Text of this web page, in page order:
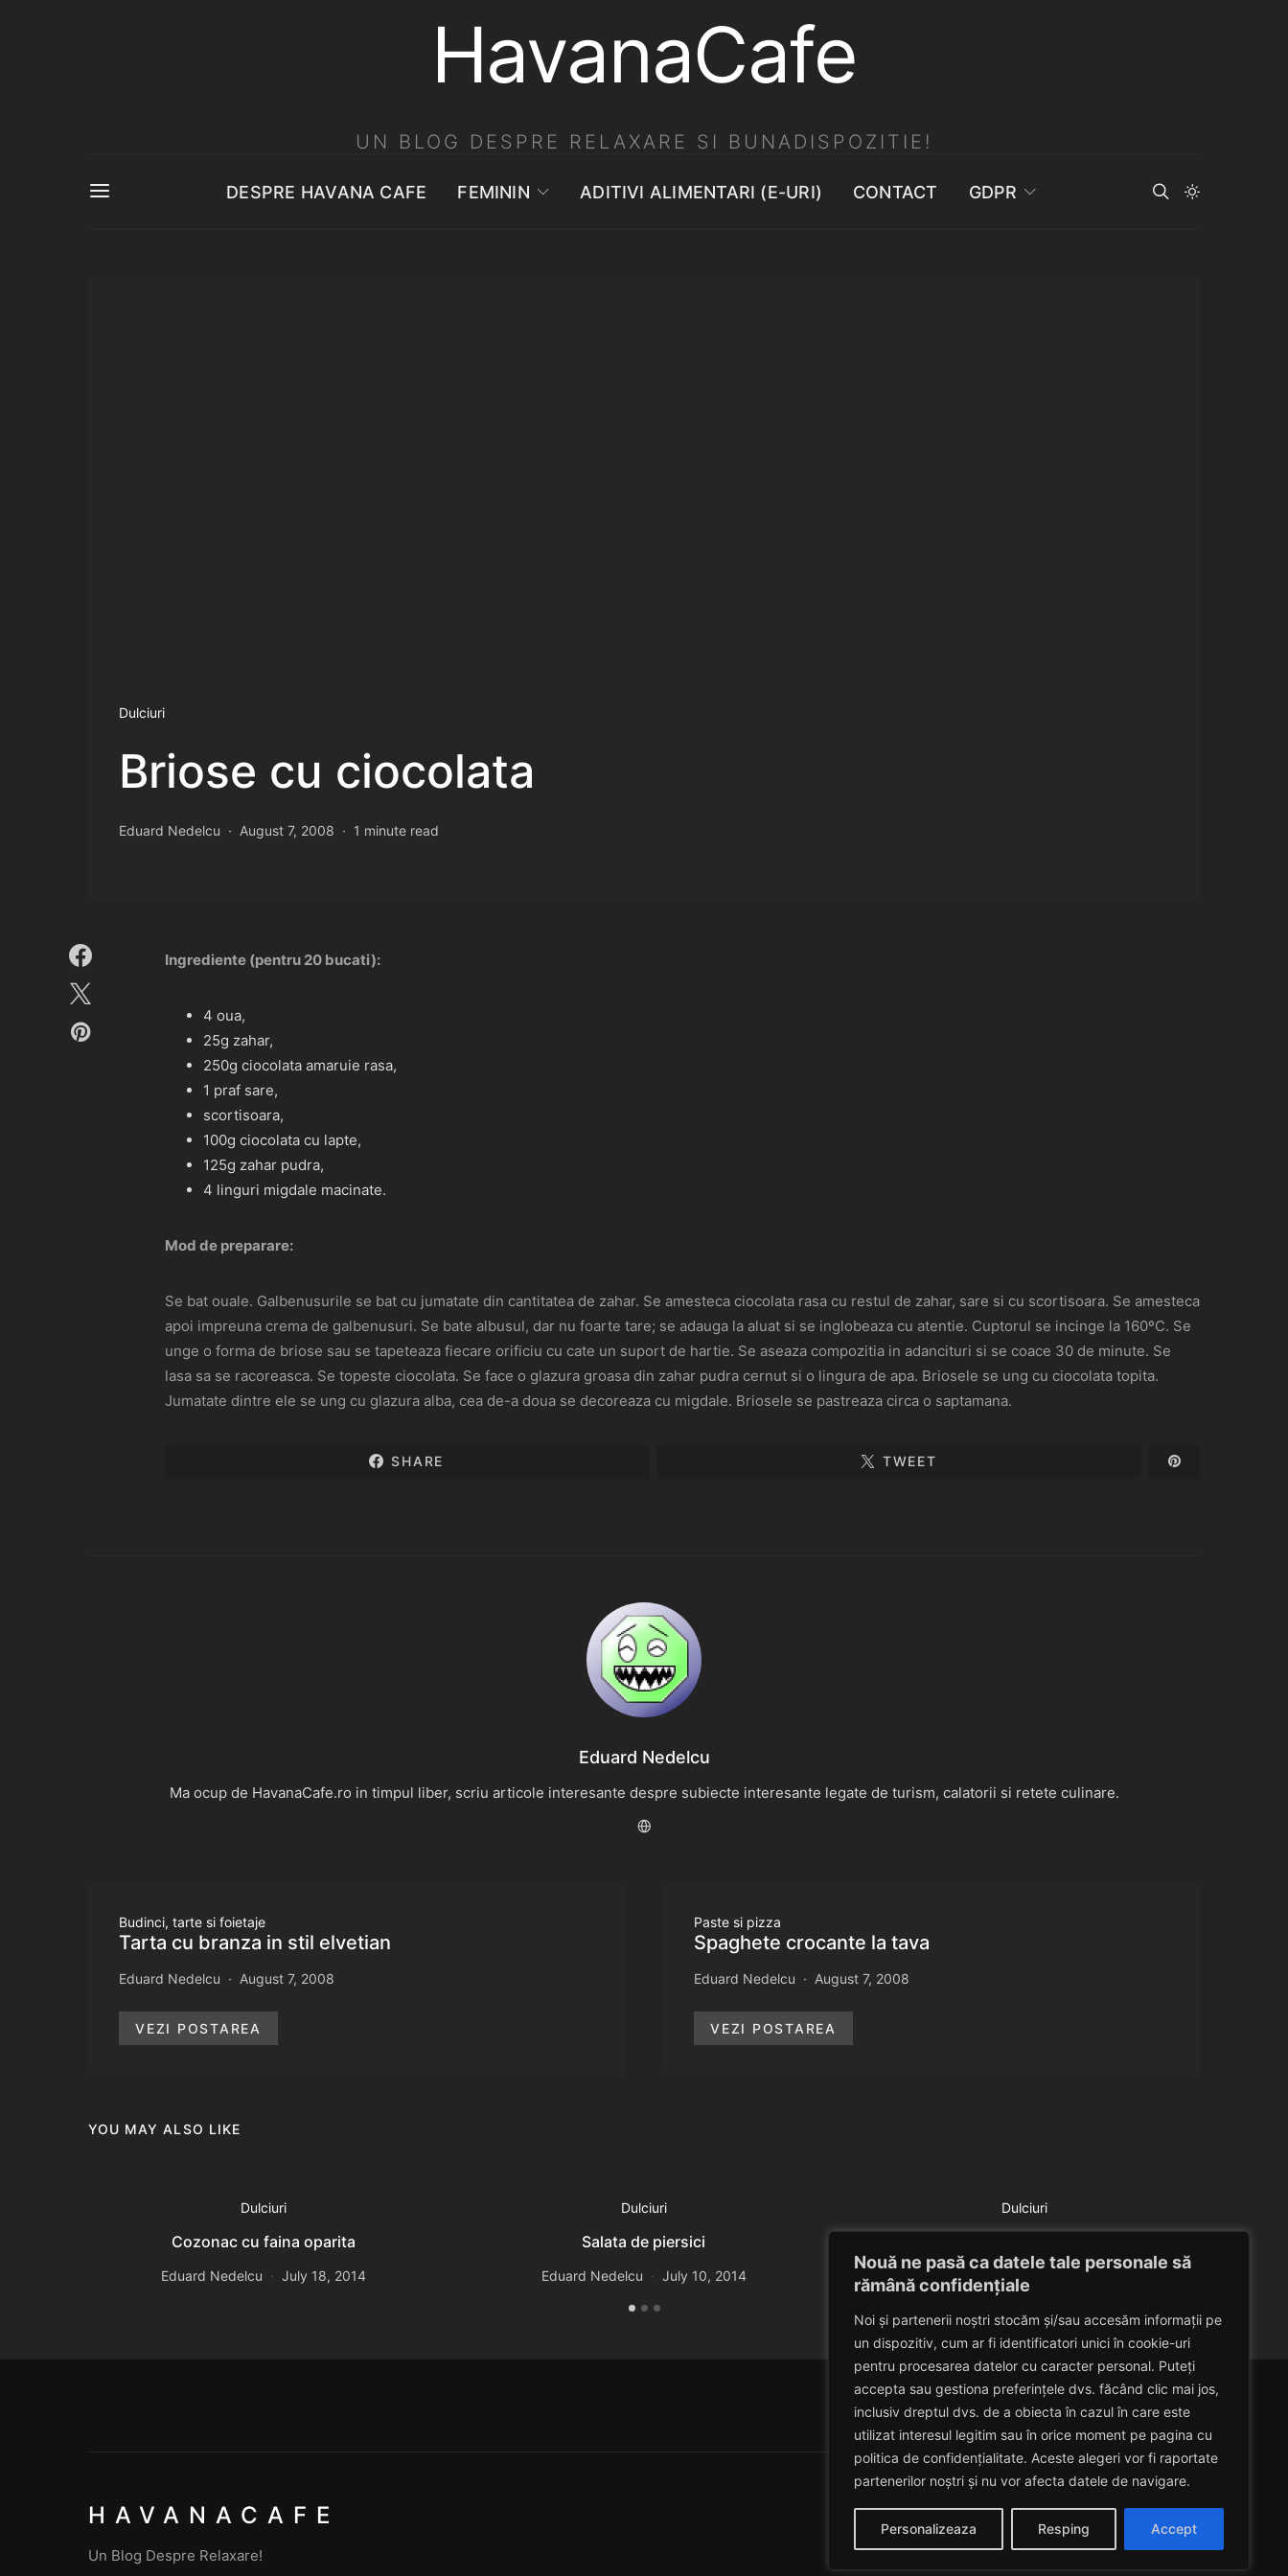
Nouă ne pasă ca datele tale personale să
rămână confidențiale
Noi și partenerii noștri stocăm și/sau accesăm informații pe
un dispozitiv, cum ar fi identificatori unici în cookie-uri
pentru procesarea datelor cu caracter personal. Puteți
accepta sau gestiona preferințele dvs. făcând clic mai jos,
inclusiv dreptul dvs. de a obiecta în cazul în care este
utilizat interesul legitim sau în orice moment pe pagina cu
politica de confidențialitate. Aceste alegeri vor fi raportate
partenerilor noștri și nu vor afecta datele de navigare.
Personalizeaza Resping Accept
HavanaCafe
UN BLOG DESPRE RELAXARE SI BUNADISPOZITIE!
DESPRE HAVANA CAFE FEMININ ADITIVI ALIMENTARI (E-URI) CONTACT GDPR
Dulciuri
Briose cu ciocolata
Eduard Nedelcu August 7, 2008 1 minute read
Ingrediente (pentru 20 bucati):
4 oua,
25g zahar,
250g ciocolata amaruie rasa,
1 praf sare,
scortisoara,
100g ciocolata cu lapte,
125g zahar pudra,
4 linguri migdale macinate.
Mod de preparare:
Se bat ouale. Galbenusurile se bat cu jumatate din cantitatea de zahar. Se amesteca ciocolata rasa cu restul de zahar, sare si cu scortisoara. Se amesteca
apoi impreuna crema de galbenusuri. Se bate albusul, dar nu foarte tare; se adauga la aluat si se inglobeaza cu atentie. Cuptorul se incinge la 160ºC. Se
unge o forma de briose sau se tapeteaza fiecare orificiu cu cate un suport de hartie. Se aseaza compozitia in adancituri si se coace 30 de minute. Se
lasa sa se racoreasca. Se topeste ciocolata. Se face o glazura groasa din zahar pudra cernut si o lingura de apa. Briosele se ung cu ciocolata topita.
Jumatate dintre ele se ung cu glazura alba, cea de-a doua se decoreaza cu migdale. Briosele se pastreaza circa o saptamana.
SHARE TWEET
Eduard Nedelcu
Ma ocup de HavanaCafe.ro in timpul liber, scriu articole interesante despre subiecte interesante legate de turism, calatorii si retete culinare.
Budinci, tarte si foietaje
Tarta cu branza in stil elvetian
Eduard Nedelcu August 7, 2008
VEZI POSTAREA
Paste si pizza
Spaghete crocante la tava
Eduard Nedelcu August 7, 2008
VEZI POSTAREA
YOU MAY ALSO LIKE
Dulciuri
Cozonac cu faina oparita
Eduard Nedelcu July 18, 2014
Dulciuri
Salata de piersici
Eduard Nedelcu July 10, 2014
Dulciuri
Eduard Nedelcu July 9, 2014
HAVANACAFE
Un Blog Despre Relaxare!